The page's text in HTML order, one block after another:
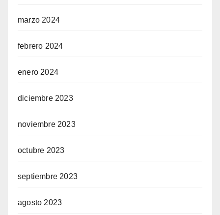
marzo 2024
febrero 2024
enero 2024
diciembre 2023
noviembre 2023
octubre 2023
septiembre 2023
agosto 2023